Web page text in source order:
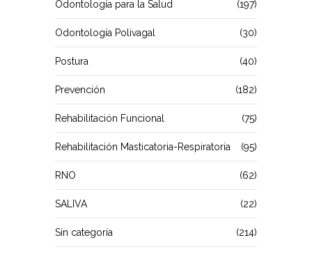
Odontología para la Salud (197)
Odontología Polivagal (30)
Postura (40)
Prevención (182)
Rehabilitación Funcional (75)
Rehabilitación Masticatoria-Respiratoria (95)
RNO (62)
SALIVA (22)
Sin categoría (214)